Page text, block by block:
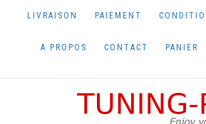
LIVRAISON PAIEMENT
A PROPOS CONTACT PANIER